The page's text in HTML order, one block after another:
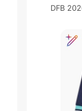
DFB